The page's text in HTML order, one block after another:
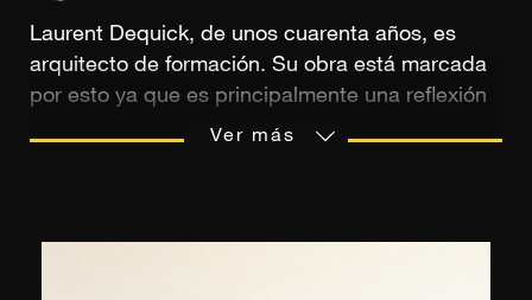
Laurent Dequick, de unos cuarenta años, es
arquitecto de formación. Su obra está marcada
por esto ya que es principalmente una reflexión
sobre la ciudad contemporánea y más
Ver más